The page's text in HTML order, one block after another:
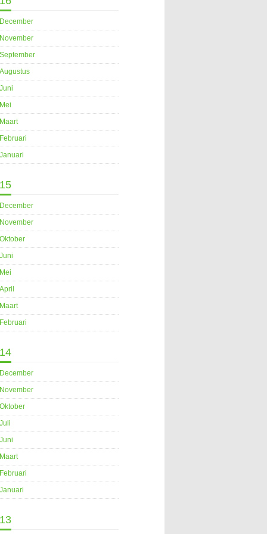
December
November
September
Augustus
Juni
Mei
Maart
Februari
Januari
December
November
Oktober
Juni
Mei
April
Maart
Februari
December
November
Oktober
Juli
Juni
Maart
Februari
Januari